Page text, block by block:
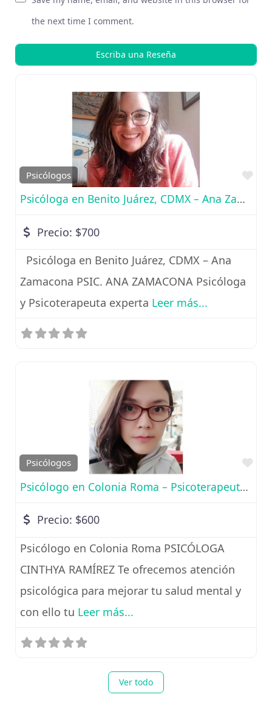
the next time I comment.
Psicólogos
Psicóloga en Benito Juárez, CDMX – Ana Zamacona
Precio: $700
Psicóloga en Benito Juárez, CDMX – Ana
Zamacona PSIC. ANA ZAMACONA Psicóloga
y Psicoterapeuta experta Leer más...
Psicólogos
Psicólogo en Colonia Roma – Psicoterapeuta Experta Cinthya
Precio: $600
Psicólogo en Colonia Roma PSICÓLOGA
CINTHYA RAMÍREZ Te ofrecemos atención
psicológica para mejorar tu salud mental y
con ello tu Leer más...
Ver todo